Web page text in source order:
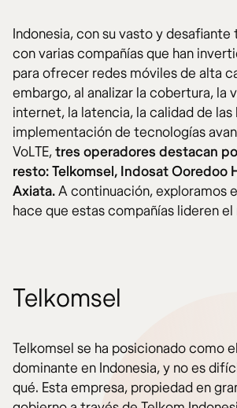
Indonesia, con su vasto y
con varias compañías que han
para ofrecer redes móviles de alta
embargo, al analizar la cobertura, la
internet, la latencia, la calidad de las
implementación de tecnologías
VoLTE,tres operadores destacan
resto: Telkomsel, Indosat Ooredoo
Axiata.A continuación, exploramos
hace que estas compañías lideren
Telkomsel
Telkomsel se ha posicionado como
dominante en Indonesia, y no es
qué. Esta empresa, propiedad en